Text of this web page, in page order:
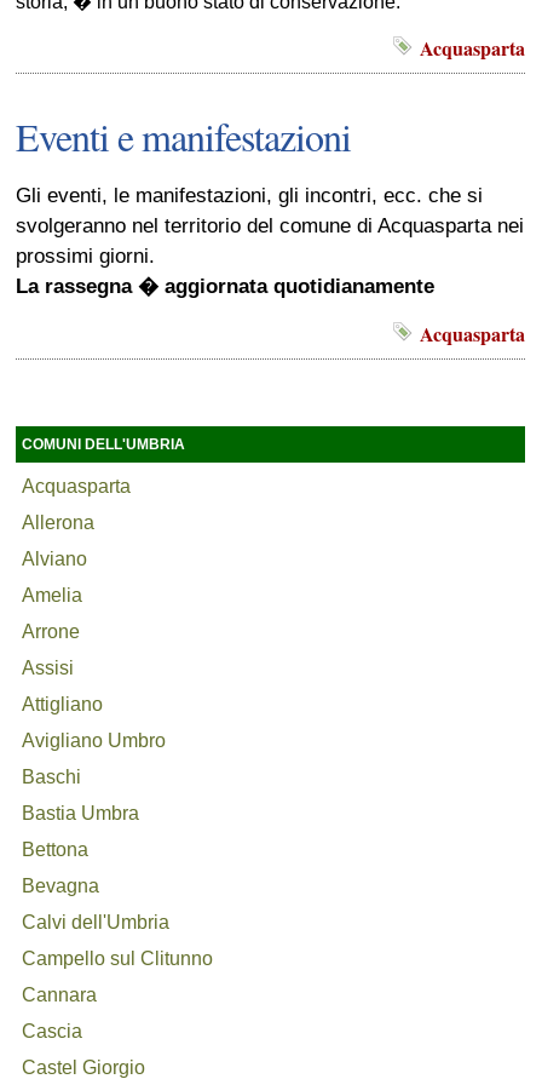
Acquasparta
Eventi e manifestazioni
Gli eventi, le manifestazioni, gli incontri, ecc. che si
svolgeranno nel territorio del comune di Acquasparta nei
prossimi giorni.
La rassegna � aggiornata quotidianamente
Acquasparta
COMUNI DELL'UMBRIA
Acquasparta
Allerona
Alviano
Amelia
Arrone
Assisi
Attigliano
Avigliano Umbro
Baschi
Bastia Umbra
Bettona
Bevagna
Calvi dell'Umbria
Campello sul Clitunno
Cannara
Cascia
Castel Giorgio